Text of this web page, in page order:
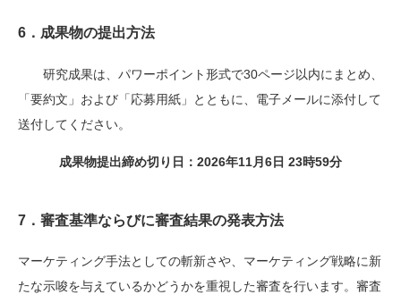
6． 成果物の提出方法
研究成果は、パワーポイント形式で30ページ以内にまとめ、
「要約文」および「応募用紙」とともに、電子メールに添付して
送付してください。
成果物提出締め切り日：2026年11月6日 23時59分
7．審査基準ならびに審査結果の発表方法
マーケティング手法としての斬新さや、マーケティング戦略に新
たな示唆を与えているかどうかを重視した審査を行います。審査